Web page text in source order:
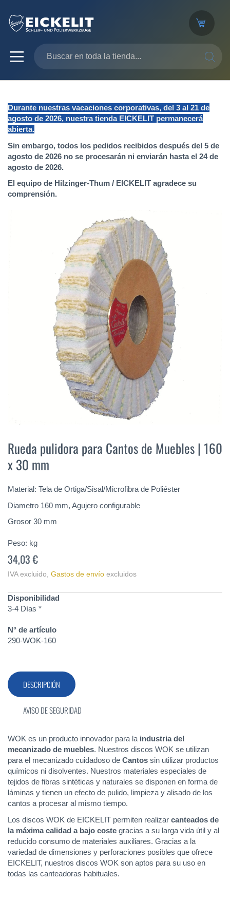
Durante nuestras vacaciones corporativas, del 3 al 21 de
agosto de 2026, nuestra tienda EICKELIT permanecerá
abierta.
Sin embargo, todos los pedidos recibidos después del 5 de
agosto de 2026 no se procesarán ni enviarán hasta el 24 de
agosto de 2026.
El equipo de Hilzinger-Thum / EICKELIT agradece su
comprensión.
comienzo
de
la
de
imágenes
Rueda pulidora para Cantos de Muebles | 160
x 30 mm
Material: Tela de Ortiga/Sisal/Microfibra de Poliéster
Diametro 160 mm, Agujero configurable
Grosor 30 mm
Peso: kg
34,03 €
IVA excluido, Gastos de envío excluidos
Disponibilidad
3-4 Días *
N° de artículo
290-WOK-160
DESCRIPCIÓN
WOK es un producto innovador para la industria del
mecanizado de muebles. Nuestros discos WOK se utilizan
para el mecanizado cuidadoso de Cantos sin utilizar productos
químicos ni disolventes. Nuestros materiales especiales de
tejidos de fibras sintéticas y naturales se disponen en forma de
láminas y tienen un efecto de pulido, limpieza y alisado de los
cantos a procesar al mismo tiempo.
Los discos WOK de EICKELIT permiten realizar canteados de
la máxima calidad a bajo coste gracias a su larga vida útil y al
reducido consumo de materiales auxiliares. Gracias a la
variedad de dimensiones y perforaciones posibles que ofrece
EICKELIT, nuestros discos WOK son aptos para su uso en
todas las canteadoras habituales.
AVISO DE SEGURIDAD